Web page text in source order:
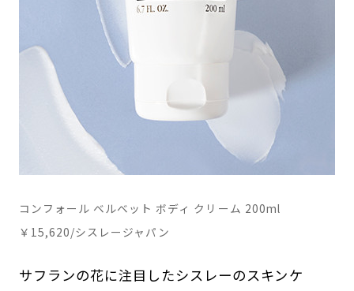
コンフォール ベルベット ボディ クリーム 200ml
￥15,620/シスレージャパン
サフランの花に注目したシスレーのスキンケ